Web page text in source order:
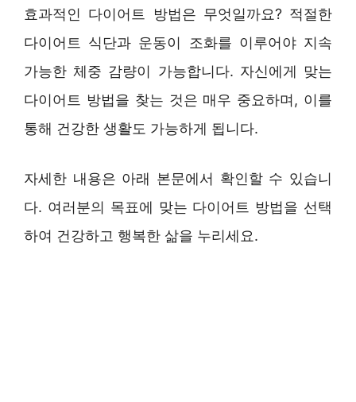
효과적인 다이어트 방법은 무엇일까요? 적절한
다이어트 식단과 운동이 조화를 이루어야 지속
가능한 체중 감량이 가능합니다. 자신에게 맞는
다이어트 방법을 찾는 것은 매우 중요하며, 이를
통해 건강한 생활도 가능하게 됩니다.
자세한 내용은 아래 본문에서 확인할 수 있습니
다. 여러분의 목표에 맞는 다이어트 방법을 선택
하여 건강하고 행복한 삶을 누리세요.